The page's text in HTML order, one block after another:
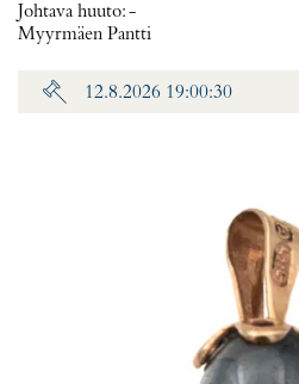
Johtava huuto:-
Myyrmäen Pantti
12.8.2026 19:00:30